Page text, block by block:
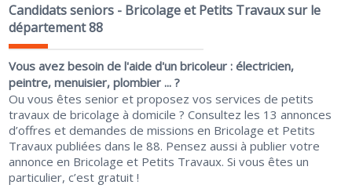
Candidats seniors - Bricolage et Petits Travaux sur le
département 88
Vous avez besoin de l'aide d'un bricoleur : électricien,
peintre, menuisier, plombier ... ?
Ou vous êtes senior et proposez vos services de petits
travaux de bricolage à domicile ? Consultez les 13 annonces
d’offres et demandes de missions en Bricolage et Petits
Travaux publiées dans le 88. Pensez aussi à publier votre
annonce en Bricolage et Petits Travaux. Si vous êtes un
particulier, c’est gratuit !